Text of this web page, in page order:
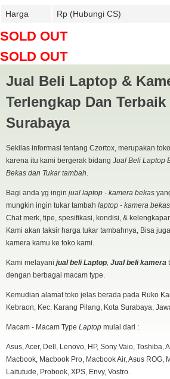
Harga
Rp (Hubungi CS)
SOLD OUT
SOLD OUT
Asus X455l Ci3 5005U Nvidia 920m 2gb
Core i3 5005U 2.0Ghz
Nvidia 920m 2gb
Ram 4 gb
webcam,bluethot,
dvd rw
Kondisi :
Jual Beli Laptop &
Terlengkap Dan Terbaik
Surabaya
Sekilas informasi tentang Czortox, merupakan
karena itu kami bergerak bidang Jual Beli Laptop
Bekas dan Tukar tambah
Bagi anda yg ingin jual laptop - kamera bekas
mungkin ingin tukar tambah laptop - kamera bekas
Chat merk, tipe, spesifikasi, kondisi, &
Kami akan taksir harga tukar tambahnya, Bisa
kamera kamu ke toko kami.
Kami melayani jual beli Laptop Jual beli kamera
dengan berbagai macam type.
Kemudian alamat toko jelas berada pada Ruko
Kebraon, Kec. Karang Pilang, Kota Surabaya,
Macam - Macam Type Laptop mulai dari :
Asus, Acer, Dell, Lenovo, HP, Sony Vaio, Toshiba,
Macbook, Macbook Pro, Macbook Air, Asus ROG,
Laitutude, Probook, XPS, Envy, Vostro.